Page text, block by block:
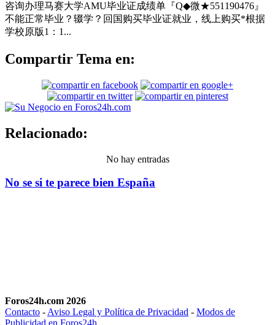
咨询办理马赛大学AMU毕业证成绩单『Q◆微★551190476』
不能正常毕业？辍学？回国购买毕业证就业，线上购买*根据
学校原版1：1...
Compartir Tema en:
Relacionado:
No hay entradas
No se si te parece bien España
Foros24h.com 2026
Contacto - Aviso Legal y Política de Privacidad - Modos de
Publicidad en Foros24h